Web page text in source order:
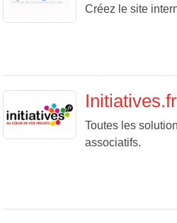
Créez le site
Initiatives.fr
Toutes les
associatifs.